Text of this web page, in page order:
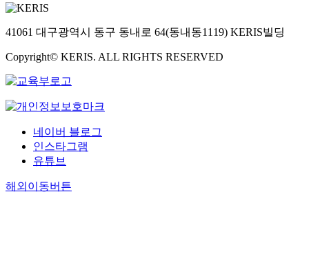
41061 대구광역시 동구 동내로 64(동내동1119) KERIS빌딩
Copyright© KERIS. ALL RIGHTS RESERVED
네이버 블로그
인스타그램
유튜브
해외이동버튼